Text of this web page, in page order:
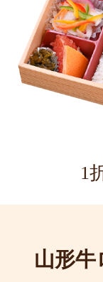
1
山形牛